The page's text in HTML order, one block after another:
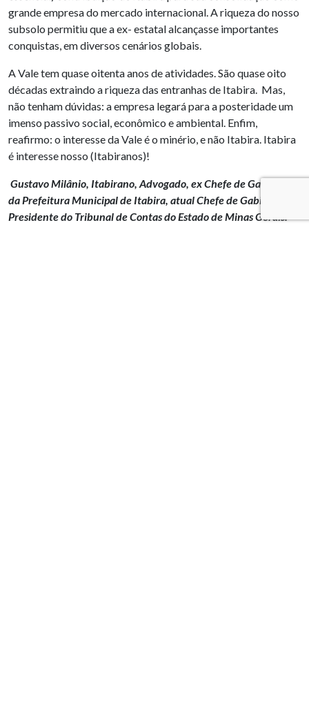
grande empresa do mercado internacional. A riqueza do nosso
subsolo permitiu que a ex- estatal alcançasse importantes
conquistas, em diversos cenários globais.
A Vale tem quase oitenta anos de atividades. São quase oito
décadas extraindo a riqueza das entranhas de Itabira. Mas,
não tenham dúvidas: a empresa legará para a posteridade um
imenso passivo social, econômico e ambiental. Enfim,
reafirmo: o interesse da Vale é o minério, e não Itabira. Itabira
é interesse nosso (Itabiranos)!
Gustavo Milânio, Itabirano, Advogado, ex Chefe de Gabinete
da Prefeitura Municipal de Itabira, atual Chefe de Gabinete do
Presidente do Tribunal de Contas do Estado de Minas Gerais.